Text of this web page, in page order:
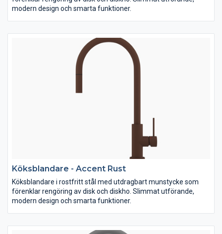
modern design och smarta funktioner.
Köksblandare - Accent Rust
Köksblandare i rostfritt stål med utdragbart munstycke som
förenklar rengöring av disk och diskho. Slimmat utförande,
modern design och smarta funktioner.